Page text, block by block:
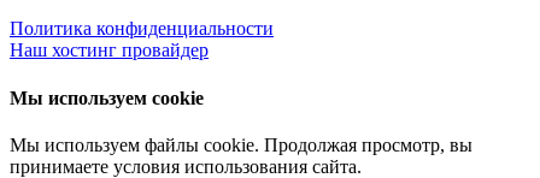
Политика конфиденциальности
Наш хостинг провайдер
Мы используем cookie
Мы используем файлы cookie. Продолжая просмотр, вы
принимаете условия использования сайта.